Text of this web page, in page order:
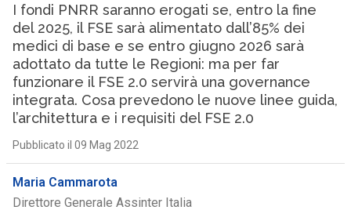
I fondi PNRR saranno erogati se, entro la fine
del 2025, il FSE sarà alimentato dall’85% dei
medici di base e se entro giugno 2026 sarà
adottato da tutte le Regioni: ma per far
funzionare il FSE 2.0 servirà una governance
integrata. Cosa prevedono le nuove linee guida,
l’architettura e i requisiti del FSE 2.0
Pubblicato il 09 Mag 2022
Maria Cammarota
Direttore Generale Assinter Italia